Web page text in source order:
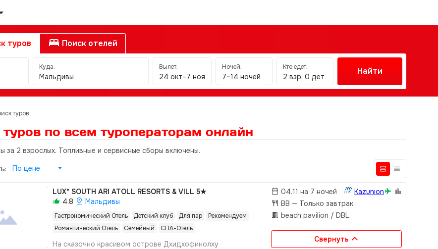
туров Поиск отелей
Куда:
Мальдивы
Вылет:
24 окт–7 ноя
Ночей:
7–14 ночей
Кто едет:
2 взр, 0 дет
Найти
туров
по всем туроператорам онлайн
за 2 взрослых. Топливные и сервисные сборы включены.
По цене
LUX* SOUTH ARI ATOLL RESORTS & VILL 5★
4.8
Мальдивы
Гастрономический Отель Детский клуб Для пар
Рекомендуем
Романтический Отель
Семейный СПА-Отель
На сказочно красивом острове Дхидхофинолху
04.11 на 7 ночей
Kazunion
BB — Только завтрак
beach pavilion / DBL
Свернуть